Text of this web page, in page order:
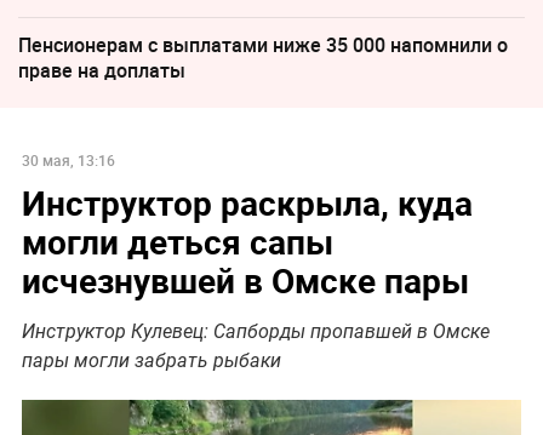
Пенсионерам с выплатами ниже 35 000 напомнили о
праве на доплаты
30 мая, 13:16
Инструктор раскрыла, куда
могли деться сапы
исчезнувшей в Омске пары
Инструктор Кулевец: Сапборды пропавшей в Омске
пары могли забрать рыбаки